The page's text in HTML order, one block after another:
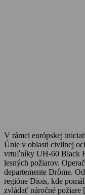
V rámci európskej
Únie v oblasti civilnej
vrtuľníky UH-60 Black
lesných požiarov.
departemente Drôme.
regióne Diois, kde
zvládať náročné